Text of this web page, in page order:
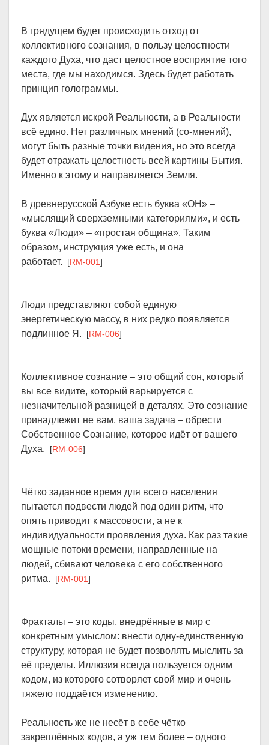
В грядущем будет происходить отход от
коллективного сознания, в пользу целостности
каждого Духа, что даст целостное восприятие того
места, где мы находимся. Здесь будет работать
принцип голограммы.
Дух является искрой Реальности, а в Реальности
всё едино. Нет различных мнений (со-мнений),
могут быть разные точки видения, но это всегда
будет отражать целостность всей картины Бытия.
Именно к этому и направляется Земля.
В древнерусской Азбуке есть буква «ОН» –
«мыслящий сверхземными категориями», и есть
буква «Люди» – «простая община». Таким
образом, инструкция уже есть, и она
работает. [RM-001]
Люди представляют собой единую
энергетическую массу, в них редко появляется
подлинное Я. [RM-006]
Коллективное сознание – это общий сон, который
вы все видите, который варьируется с
незначительной разницей в деталях. Это сознание
принадлежит не вам, ваша задача – обрести
Собственное Сознание, которое идёт от вашего
Духа. [RM-006]
Чётко заданное время для всего населения
пытается подвести людей под один ритм, что
опять приводит к массовости, а не к
индивидуальности проявления духа. Как раз такие
мощные потоки времени, направленные на
людей, сбивают человека с его собственного
ритма. [RM-001]
Фракталы – это коды, внедрённые в мир с
конкретным умыслом: внести одну-единственную
структуру, которая не будет позволять мыслить за
её пределы. Иллюзия всегда пользуется одним
кодом, из которого сотворяет свой мир и очень
тяжело поддаётся изменению.
Реальность же не несёт в себе чётко
закреплённых кодов, а уж тем более – одного